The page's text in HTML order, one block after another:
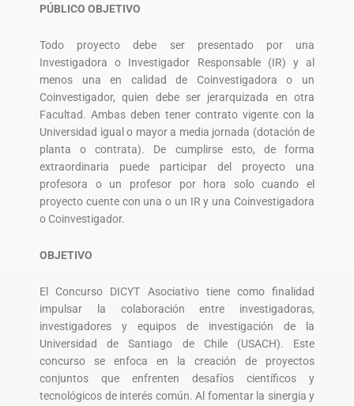
PÚBLICO OBJETIVO
Todo proyecto debe ser presentado por una
Investigadora o Investigador Responsable (IR) y al
menos una en calidad de Coinvestigadora o un
Coinvestigador, quien debe ser jerarquizada en otra
Facultad. Ambas deben tener contrato vigente con la
Universidad igual o mayor a media jornada (dotación de
planta o contrata). De cumplirse esto, de forma
extraordinaria puede participar del proyecto una
profesora o un profesor por hora solo cuando el
proyecto cuente con una o un IR y una Coinvestigadora
o Coinvestigador.
OBJETIVO
El Concurso DICYT Asociativo tiene como finalidad
impulsar la colaboración entre investigadoras,
investigadores y equipos de investigación de la
Universidad de Santiago de Chile (USACH). Este
concurso se enfoca en la creación de proyectos
conjuntos que enfrenten desafíos científicos y
tecnológicos de interés común. Al fomentar la sinergia y